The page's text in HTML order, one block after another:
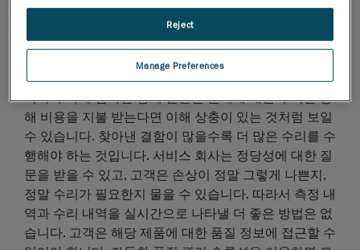
방법은 네 개의 중요한 거치 지점의 실제 위치를 나타낼
검사 및 수리 서비스를 제공하는 회사가 어떻게 고
객에게 100% 투명할 수 있을까요?
회사가 자체 검사를 통해 발견한 문제에 대한 수리를 통
해 비용을 지불 받는다면 이해 상충이 있는 것처럼 보일
수 있습니다. 찾아낸 결함이 많을수록 더 많은 수리를 수
행해야 하는 것입니다. 서비스 회사는 정당성에 대한 질
문을 받을 수 있고, 고객은 손상이 정말 그렇게 나쁜지,
정말 수리가 필요한지 물을 수 있습니다. 따라서 측정 내
역과 수리 내역을 실시간으로 나타낼 더 좋은 방법은 없
습니다. 고객은 해당 제품에 대한 품질 정보에 접근할 수
Manage Preferences
Reject